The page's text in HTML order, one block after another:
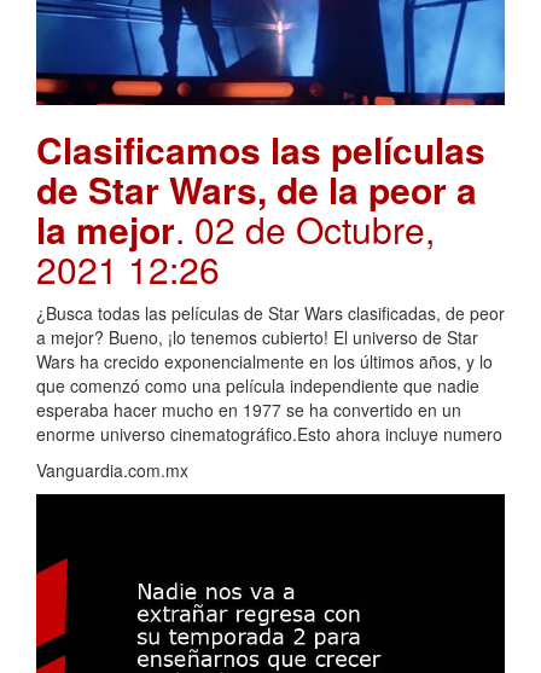
Clasificamos las películas
de Star Wars, de la peor a
la mejor. 02 de Octubre,
2021 12:26
¿Busca todas las películas de Star Wars clasificadas, de peor
a mejor? Bueno, ¡lo tenemos cubierto! El universo de Star
Wars ha crecido exponencialmente en los últimos años, y lo
que comenzó como una película independiente que nadie
esperaba hacer mucho en 1977 se ha convertido en un
enorme universo cinematográfico.Esto ahora incluye numero
Vanguardia.com.mx